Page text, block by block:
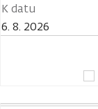
K datu
6. 8. 2026